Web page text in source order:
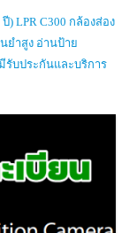
) LPR C300 กล้องส่อง
ยำสูง อ่านป้าย
รับประกันและบริการ